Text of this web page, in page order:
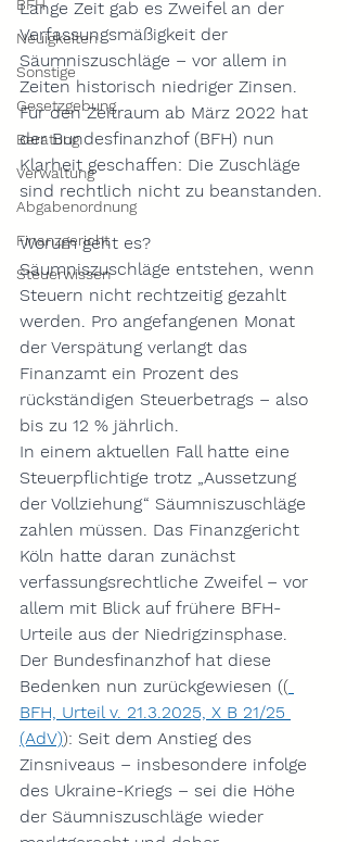
BFH
Neuigkeiten
Sonstige
Gesetzgebung
Beratung
Verwaltung
Abgabenordnung
Finanzgericht
Steuerwissen
Lange Zeit gab es Zweifel an der
Verfassungsmäßigkeit der
Säumniszuschläge – vor allem in
Zeiten historisch niedriger Zinsen.
Für den Zeitraum ab März 2022 hat
der Bundesfinanzhof (BFH) nun
Klarheit geschaffen: Die Zuschläge
sind rechtlich nicht zu beanstanden.
Worum geht es?
Säumniszuschläge entstehen, wenn
Steuern nicht rechtzeitig gezahlt
werden. Pro angefangenen Monat
der Verspätung verlangt das
Finanzamt ein Prozent des
rückständigen Steuerbetrags – also
bis zu 12 % jährlich.
In einem aktuellen Fall hatte eine
Steuerpflichtige trotz „Aussetzung
der Vollziehung“ Säumniszuschläge
zahlen müssen. Das Finanzgericht
Köln hatte daran zunächst
verfassungsrechtliche Zweifel – vor
allem mit Blick auf frühere BFH-
Urteile aus der Niedrigzinsphase.
Der Bundesfinanzhof hat diese
Bedenken nun zurückgewiesen ((
BFH, Urteil v. 21.3.2025, X B 21/25
(AdV)): Seit dem Anstieg des
Zinsniveaus – insbesondere infolge
des Ukraine-Kriegs – sei die Höhe
der Säumniszuschläge wieder